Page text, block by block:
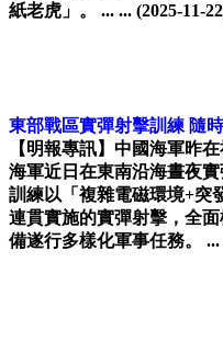
紙老虎」。 ... ... (2025-11-
東部戰區實彈射擊訓練 隨
【明報專訊】中國海軍昨
海軍近日在東南沿海晝夜
訓練以「複雜電磁環境+突
連貫實施的實彈射擊，全
備遂行多樣化軍事任務。 ...